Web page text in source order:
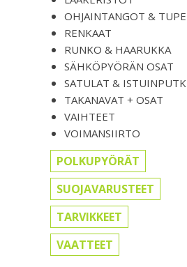
OHJAINTANGOT &
RENKAAT
RUNKO & HAARUKKA
SÄHKÖPYÖRÄN OSAT
SATULAT &
TAKANAVAT + OSAT
VAIHTEET
VOIMANSIIRTO
POLKUPYÖRÄT
SUOJAVARUSTEET
TARVIKKEET
VAATTEET